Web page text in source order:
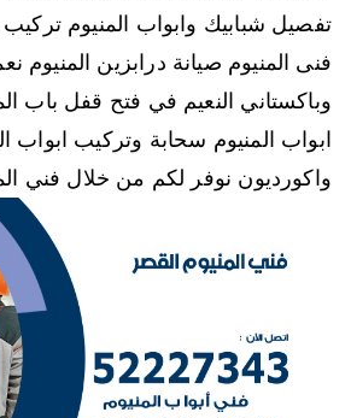
تفصيل شبابيك وابواب المنيوم تركيب
فنى المنيوم صيانة درابزين
وباكستاني النعيم في فتح قفل باب
ابواب المنيوم سحابة وتركيب ابواب
واكورديون نوفر لكم من خلال فني